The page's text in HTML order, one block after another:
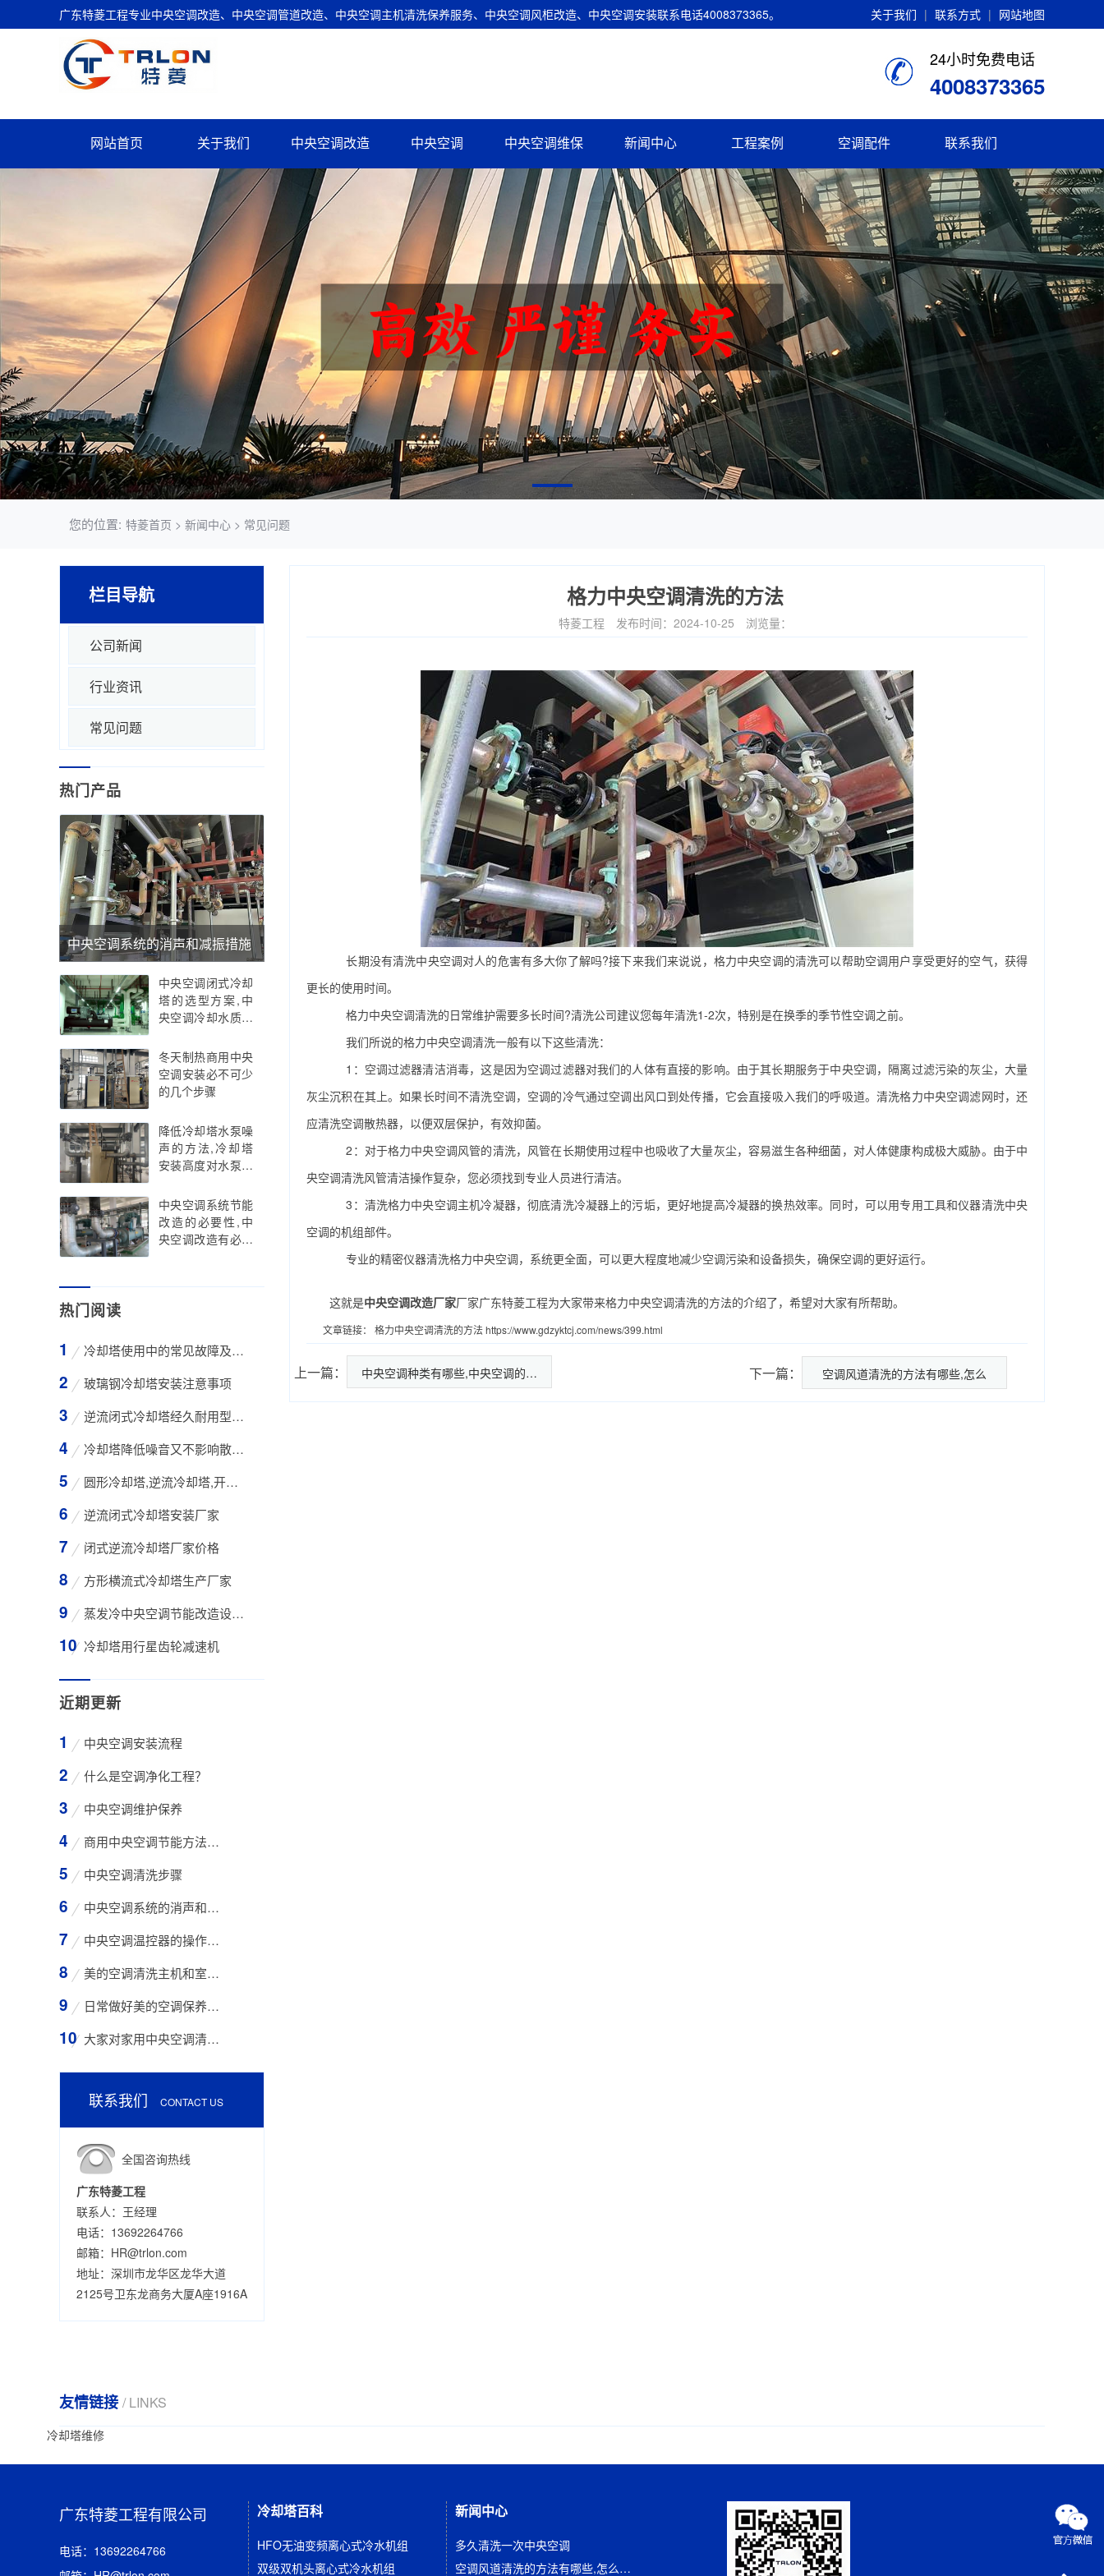
关于我们 | 联系方式 | 网站地图
广东特菱工程专业中央空调改造、中央空调管道改造、中央空调主机清洗保养服务、中央空调风柜改造、中央空调安装联系电话4008373365。
24小时免费电话
4008373365
网站首页 关于我们 中央空调改造 中央空调 中央空调维保 新闻中心 工程案例 空调配件 联系我们
您的位置: 特菱首页 > 新闻中心 > 常见问题
栏目导航
公司新闻
行业资讯
常见问题
热门产品
中央空调系统的消声和减振措施
中央空调闭式冷却
塔的选型方案,中
央空调冷却水质标
冬天制热商用中央
空调安装必不可少
的几个步骤
降低冷却塔水泵噪
声的方法,冷却塔
安装高度对水泵的
中央空调系统节能
改造的必要性,中
央空调改造有必要
热门阅读
冷却塔使用中的常见故障及维修方法
玻璃钢冷却塔安装注意事项
逆流闭式冷却塔经久耐用型工业凉水塔
冷却塔降低噪音又不影响散热效率的方法
圆形冷却塔,逆流冷却塔,开式冷却塔,200吨冷却
逆流闭式冷却塔安装厂家
闭式逆流冷却塔厂家价格
方形横流式冷却塔生产厂家
蒸发冷中央空调节能改造设备WK-30TA 4*3HP
冷却塔用行星齿轮减速机
近期更新
中央空调安装流程
什么是空调净化工程？
中央空调维护保养
商用中央空调节能方法与技巧
中央空调清洗步骤
中央空调系统的消声和减振措施
中央空调温控器的操作方法
美的空调清洗主机和室外空气入口的步骤
日常做好美的空调保养工作有哪些好处？
大家对家用中央空调清洗存在哪些误区？
联系我们 CONTACT US
全国咨询热线
广东特菱工程
联系人：王经理
电话：13692264766
邮箱：HR@trlon.com
地址：深圳市龙华区龙华大道
2125号卫东龙商务大厦A座1916A
格力中央空调清洗的方法
特菱工程 发布时间：2024-10-25 浏览量：
长期没有清洗中央空调对人的危害有多大你了解吗?接下来我们来说说，格力中央空调的清洗可以帮助空调用户享受更好的空气，获得
更长的使用时间。
格力中央空调清洗的日常维护需要多长时间?清洗公司建议您每年清洗1-2次，特别是在换季的季节性空调之前。
我们所说的格力中央空调清洗一般有以下这些清洗：
1：空调过滤器清洁消毒，这是因为空调过滤器对我们的人体有直接的影响。由于其长期服务于中央空调，隔离过滤污染的灰尘，大量
灰尘沉积在其上。如果长时间不清洗空调，空调的冷气通过空调出风口到处传播，它会直接吸入我们的呼吸道。清洗格力中央空调滤网时，还
应清洗空调散热器，以便双层保护，有效抑菌。
2：对于格力中央空调风管的清洗，风管在长期使用过程中也吸收了大量灰尘，容易滋生各种细菌，对人体健康构成极大威胁。由于中
央空调清洗风管清洁操作复杂，您必须找到专业人员进行清洁。
3：清洗格力中央空调主机冷凝器，彻底清洗冷凝器上的污垢，更好地提高冷凝器的换热效率。同时，可以用专用工具和仪器清洗中央
空调的机组部件。
专业的精密仪器清洗格力中央空调，系统更全面，可以更大程度地减少空调污染和设备损失，确保空调的更好运行。
这就是中央空调改造厂家厂家广东特菱工程为大家带来格力中央空调清洗的方法的介绍了，希望对大家有所帮助。
文章链接： 格力中央空调清洗的方法https://www.gdzyktcj.com/news/399.html
上一篇： 中央空调种类有哪些,中央空调的… 下一篇： 空调风道清洗的方法有哪些,怎么
友情链接 / LINKS
冷却塔维修
广东特菱工程有限公司
电话：13692264766
冷却塔百科
HFO无油变频离心式冷水机组
双级双机头离心式冷水机组
新闻中心
多久清洗一次中央空调
空调风道清洗的方法有哪些,怎么清洗空调管道